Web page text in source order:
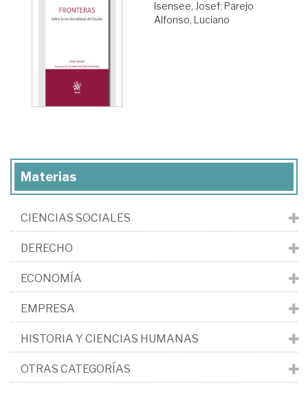
Isensee, Josef; Parejo
Alfonso, Luciano
Materias
CIENCIAS SOCIALES
DERECHO
ECONOMÍA
EMPRESA
HISTORIA Y CIENCIAS HUMANAS
OTRAS CATEGORÍAS